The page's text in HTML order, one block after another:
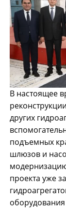
В настоящее
других
подъемных
шлюзов и
проекта уже